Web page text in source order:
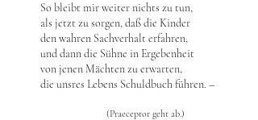
So bleibt mir weiter nichts zu tun,
als jetzt zu sorgen, daß die Kinder
den wahren Sachverhalt erfahren,
und dann die Sühne in Ergebenheit
von jenen Mächten zu erwarten,
die unsres Lebens Schuldbuch führen. –
(Praeceptor geht ab.)